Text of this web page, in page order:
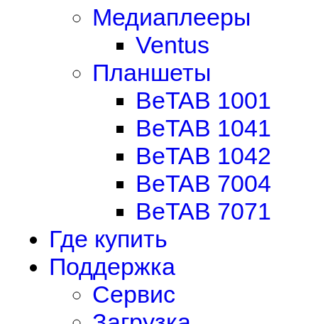
Медиаплееры
Ventus
Планшеты
BeTAB 1001
BeTAB 1041
BeTAB 1042
BeTAB 7004
BeTAB 7071
Где купить
Поддержка
Сервис